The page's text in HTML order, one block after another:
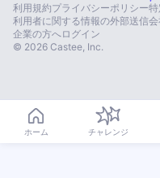
利用規約プライバシーポリシー
利用者に関する情報の外部送信
企業の方へログイン
© 2026 Castee, Inc.
ホーム チャレンジ